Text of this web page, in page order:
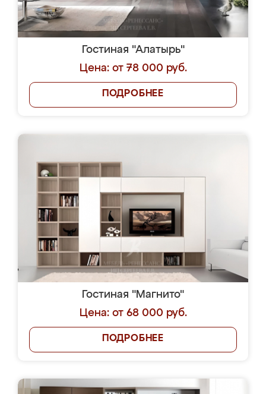
Гостиная "Алатырь"
Цена: от 78 000 руб.
ПОДРОБНЕЕ
Гостиная "Магнито"
Цена: от 68 000 руб.
ПОДРОБНЕЕ